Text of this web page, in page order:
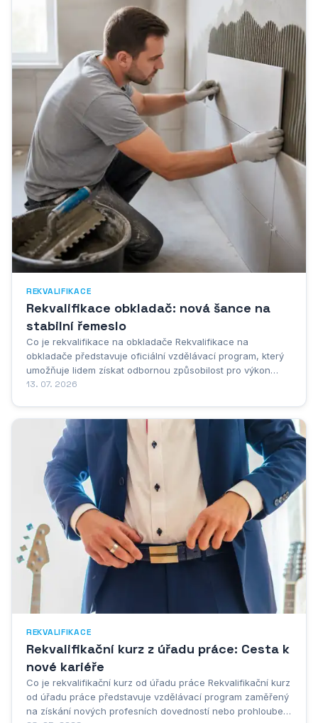
REKVALIFIKACE
Rekvalifikace obkladač: nová šance na
stabilní řemeslo
Co je rekvalifikace na obkladače Rekvalifikace na
obkladače představuje oficiální vzdělávací program, který
umožňuje lidem získat odbornou způsobilost pro výkon
profese obkladače, aniž by předtím museli absolvovat
13. 07. 2026
REKVALIFIKACE
Rekvalifikační kurz z úřadu práce: Cesta k
nové kariéře
Co je rekvalifikační kurz od úřadu práce Rekvalifikační kurz
od úřadu práce představuje vzdělávací program zaměřený
na získání nových profesních dovedností nebo prohloubení